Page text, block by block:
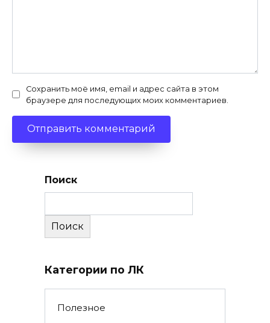
Сохранить моё имя, email и адрес сайта в этом
браузере для последующих моих комментариев.
Поиск
Поиск
Категории по ЛК
Полезное